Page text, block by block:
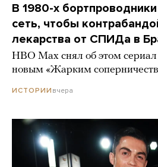
В 1980-х
сеть, чтобы
лекарства от СПИДа в
HBO Max снял об этом
новым «Жарким
ИСТОРИИ вчера